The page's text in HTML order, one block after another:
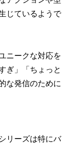
じているようで
ニークな対応を
ぎ」「ちょっと
な発信のために
リーズは特にバ